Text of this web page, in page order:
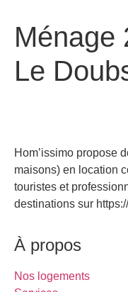
Ménage
Le
Hom’issimo propose
maisons) en location
touristes et
destinations sur
À propos
Nos logements